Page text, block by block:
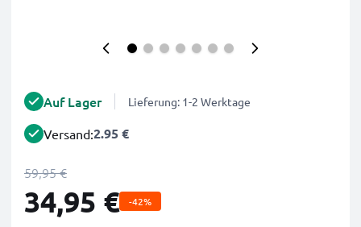
Auf Lager Lieferung: 1-2 Werktage
Versand:2.95 €
59,95 €
34,95 € -42%